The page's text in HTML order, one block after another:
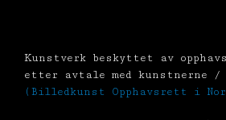
Kunstverk beskyttet av
etter avtale med kunstnerne /
(Billedkunst Opphavsrett i